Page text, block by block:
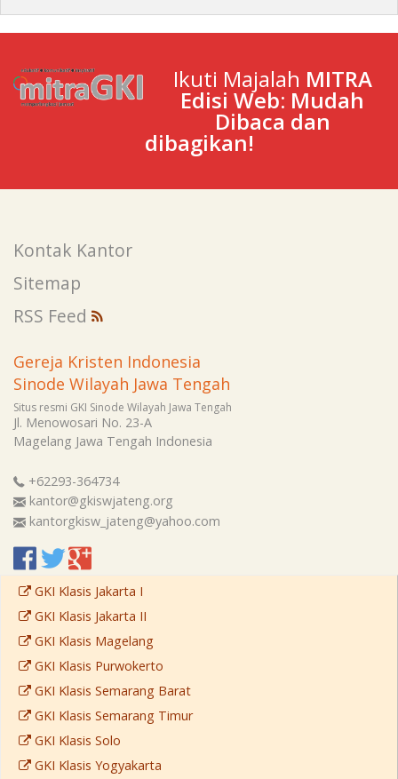
Ikuti Majalah MITRA
Edisi Web: Mudah
Dibaca dan
dibagikan!
Kontak Kantor
Sitemap
RSS Feed
Gereja Kristen Indonesia
Sinode Wilayah Jawa Tengah
Situs resmi GKI Sinode Wilayah Jawa Tengah
Jl. Menowosari No. 23-A
Magelang Jawa Tengah Indonesia
+62293-364734
kantor@gkiswjateng.org
kantorgkisw_jateng@yahoo.com
GKI Klasis Jakarta I
GKI Klasis Jakarta II
GKI Klasis Magelang
GKI Klasis Purwokerto
GKI Klasis Semarang Barat
GKI Klasis Semarang Timur
GKI Klasis Solo
GKI Klasis Yogyakarta